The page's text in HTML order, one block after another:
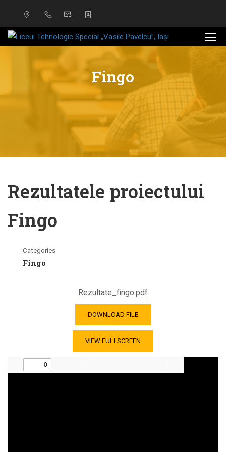
Fingo
Rezultatele proiectului
Fingo
Categories
Fingo
Rezultate_fingo.pdf
DOWNLOAD FILE
VIEW FULLSCREEN